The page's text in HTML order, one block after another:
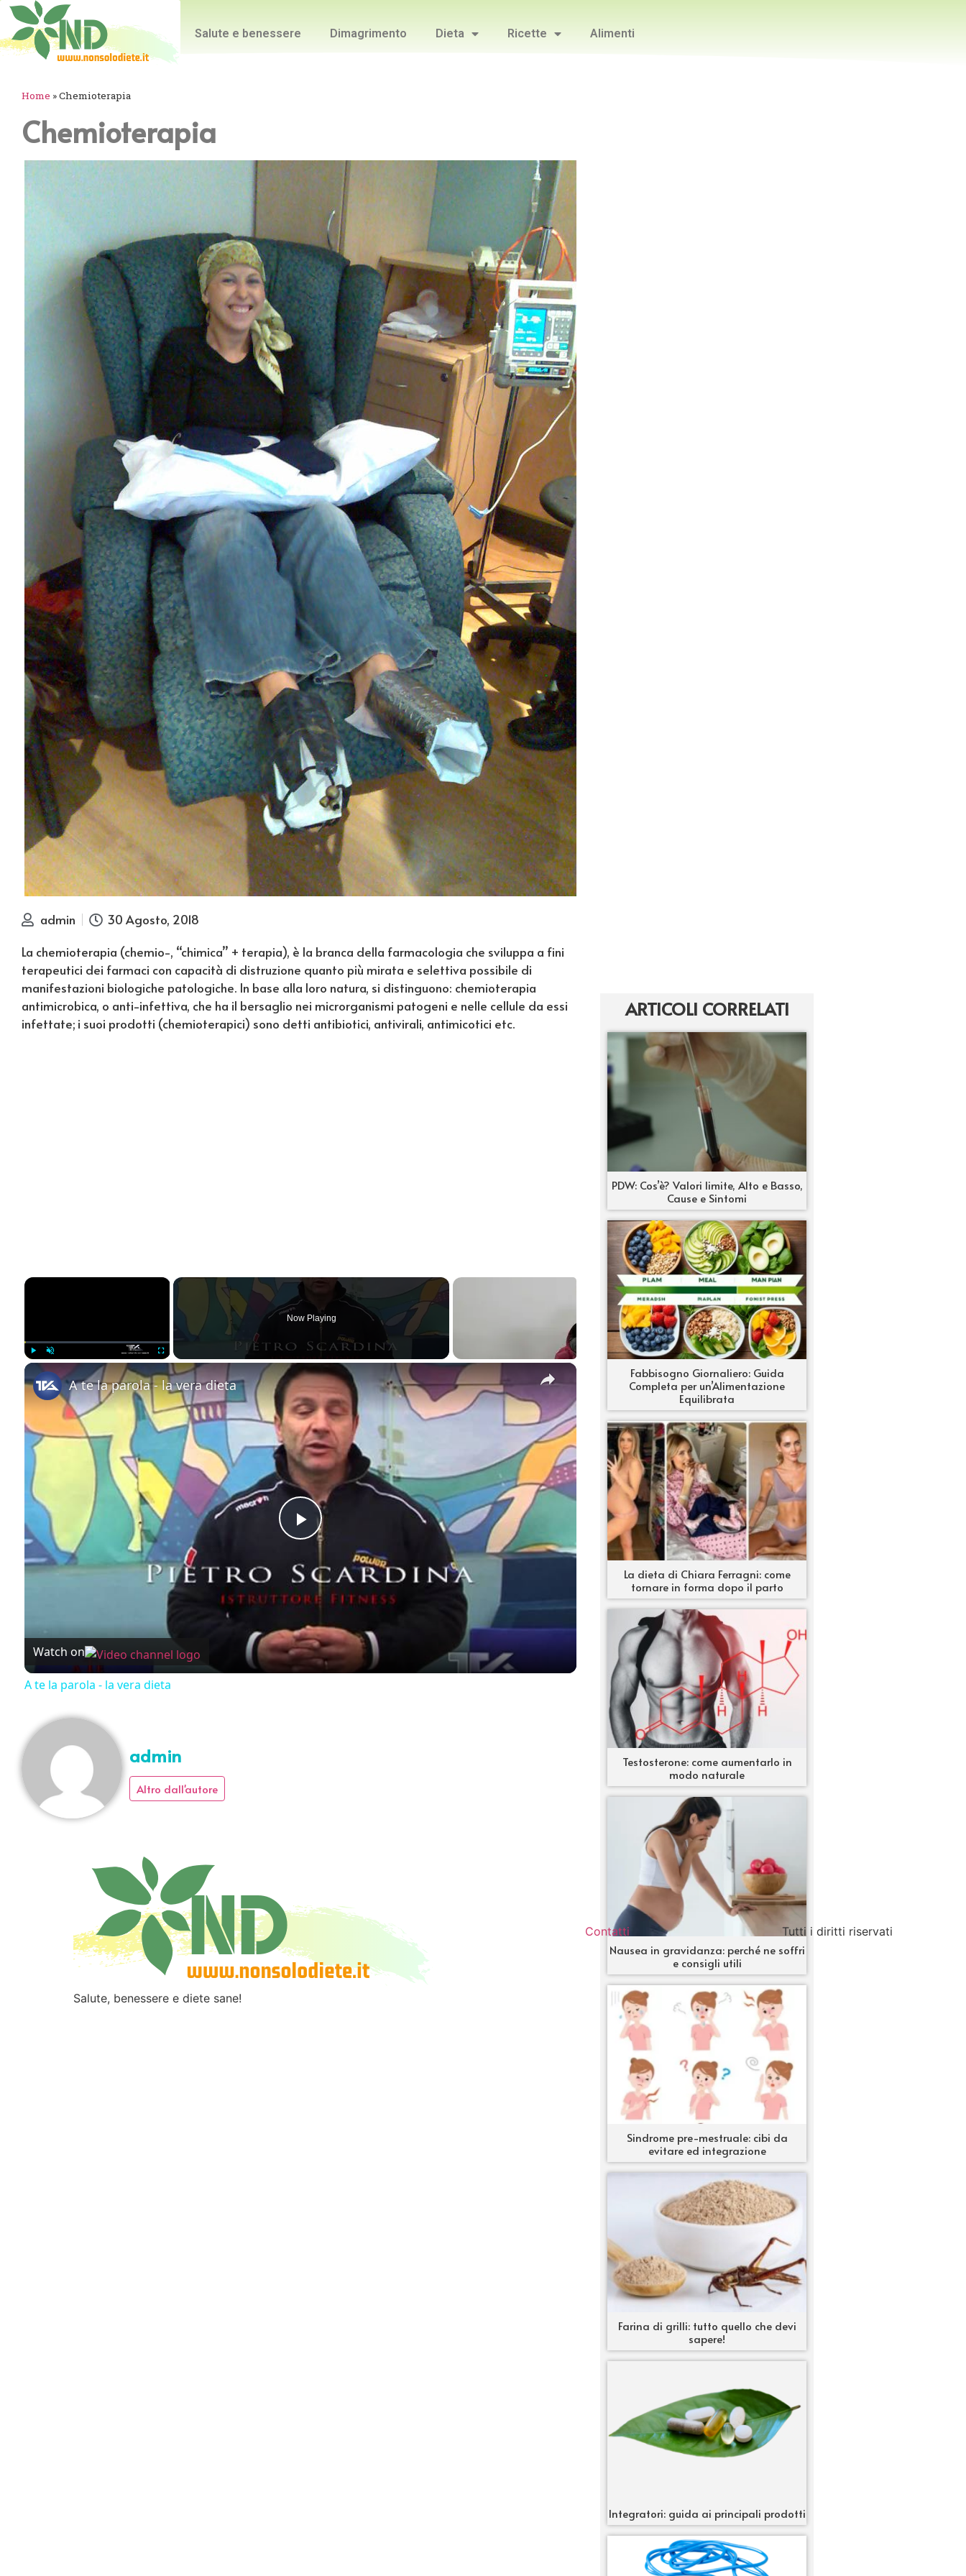
Salute e benessere Dimagrimento Dieta Ricette Alimenti
Home »Chemioterapia
Chemioterapia
admin
30 Agosto, 2018
La chemioterapia (chemio-, “chimica” + terapia), è la branca della farmacologia che sviluppa a fini
terapeutici dei farmaci con capacità di distruzione quanto più mirata e selettiva possibile di
manifestazioni biologiche patologiche. In base alla loro natura, si distinguono: chemioterapia
antimicrobica, o anti-infettiva, che ha il bersaglio nei microrganismi patogeni e nelle cellule da essi
infettate; i suoi prodotti (chemioterapici) sono detti antibiotici, antivirali, antimicotici etc.
×
Fullscreen
Now Playing
×
Play Video
A te la parola - la vera dieta
Watch on
A te la parola - la vera dieta
admin
Altro dall'autore
ARTICOLI CORRELATI
PDW: Cos’è? Valori limite, Alto e Basso,
Cause e Sintomi
Fabbisogno Giornaliero: Guida
Completa per un’Alimentazione
Equilibrata
La dieta di Chiara Ferragni: come
tornare in forma dopo il parto
Testosterone: come aumentarlo in
modo naturale
Nausea in gravidanza: perché ne soffri
e consigli utili
Sindrome pre-mestruale: cibi da
evitare ed integrazione
Farina di grilli: tutto quello che devi
sapere!
Integratori: guida ai principali prodotti
Salute, benessere e diete sane!
Contatti Tutti i diritti riservati